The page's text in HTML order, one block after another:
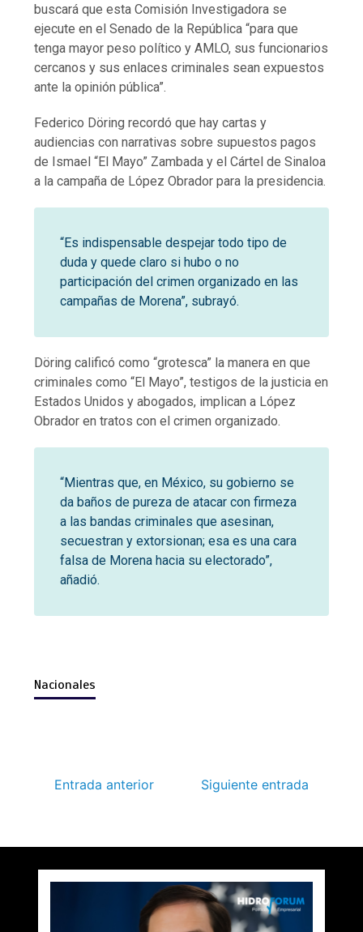
buscará que esta Comisión Investigadora se
ejecute en el Senado de la República “para que
tenga mayor peso político y AMLO, sus funcionarios
cercanos y sus enlaces criminales sean expuestos
ante la opinión pública”.
Federico Döring recordó que hay cartas y
audiencias con narrativas sobre supuestos pagos
de Ismael “El Mayo” Zambada y el Cártel de Sinaloa
a la campaña de López Obrador para la presidencia.
“Es indispensable despejar todo tipo de
duda y quede claro si hubo o no
participación del crimen organizado en las
campañas de Morena”, subrayó.
Döring calificó como “grotesca” la manera en que
criminales como “El Mayo”, testigos de la justicia en
Estados Unidos y abogados, implican a López
Obrador en tratos con el crimen organizado.
“Mientras que, en México, su gobierno se
da baños de pureza de atacar con firmeza
a las bandas criminales que asesinan,
secuestran y extorsionan; esa es una cara
falsa de Morena hacia su electorado”,
añadió.
Nacionales
Entrada anterior Siguiente entrada